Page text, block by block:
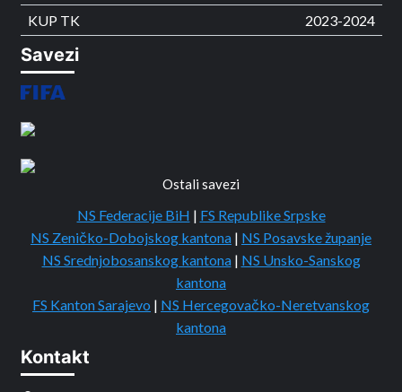
KUP TK
2023-2024
Savezi
Ostali savezi
NS Federacije BiH | FS Republike Srpske
NS Zeničko-Dobojskog kantona | NS Posavske županje
NS Srednjobosanskog kantona | NS Unsko-Sanskog
kantona
FS Kanton Sarajevo | NS Hercegovačko-Neretvanskog
kantona
Kontakt